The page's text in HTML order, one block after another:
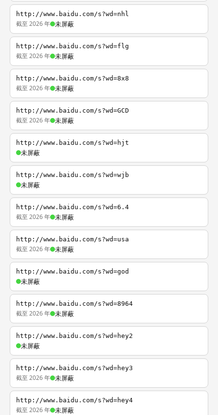
http://www.baidu.com/s?wd=nhl
截至 2026 年 未屏蔽
http://www.baidu.com/s?wd=flg
截至 2026 年 未屏蔽
http://www.baidu.com/s?wd=8x8
截至 2026 年 未屏蔽
http://www.baidu.com/s?wd=GCD
截至 2026 年 未屏蔽
http://www.baidu.com/s?wd=hjt
未屏蔽
http://www.baidu.com/s?wd=wjb
未屏蔽
http://www.baidu.com/s?wd=6.4
截至 2026 年 未屏蔽
http://www.baidu.com/s?wd=usa
截至 2026 年 未屏蔽
http://www.baidu.com/s?wd=god
未屏蔽
http://www.baidu.com/s?wd=8964
截至 2026 年 未屏蔽
http://www.baidu.com/s?wd=hey2
未屏蔽
http://www.baidu.com/s?wd=hey3
截至 2026 年 未屏蔽
http://www.baidu.com/s?wd=hey4
截至 2026 年 未屏蔽